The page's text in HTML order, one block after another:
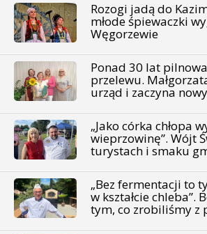
Rozogi jadą do
młode śpiewaczki
Węgorzewie
Ponad 30 lat
przelewu.
urząd i zaczyna
„Jako córka chłopa
wieprzowinę”. Wójt
turystach i smaku
„Bez fermentacji to
w kształcie chleba”.
tym, co zrobiliśmy z